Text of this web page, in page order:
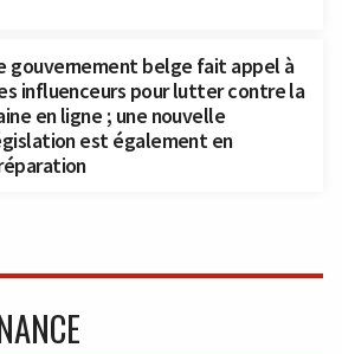
gouvernement belge fait appel à
influenceurs pour lutter contre la
en ligne ; une nouvelle
est également en